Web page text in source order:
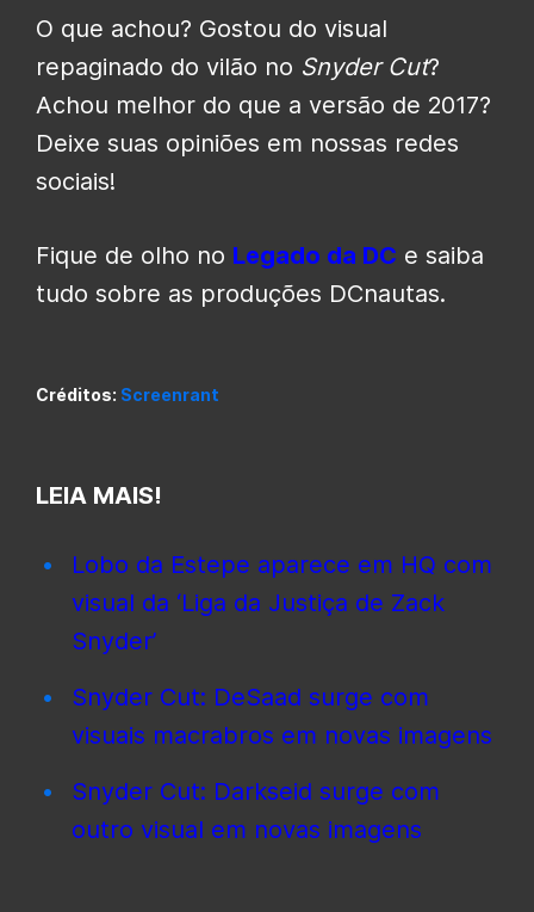
O que achou? Gostou do visual
repaginado do vilão no Snyder Cut?
Achou melhor do que a versão de 2017?
Deixe suas opiniões em nossas redes
sociais!
Fique de olho no Legado da DC e saiba
tudo sobre as produções DCnautas.
Créditos: Screenrant
LEIA MAIS!
Lobo da Estepe aparece em HQ com
visual da ‘Liga da Justiça de Zack
Snyder’
Snyder Cut: DeSaad surge com
visuais macrabros em novas imagens
Snyder Cut: Darkseid surge com
outro visual em novas imagens